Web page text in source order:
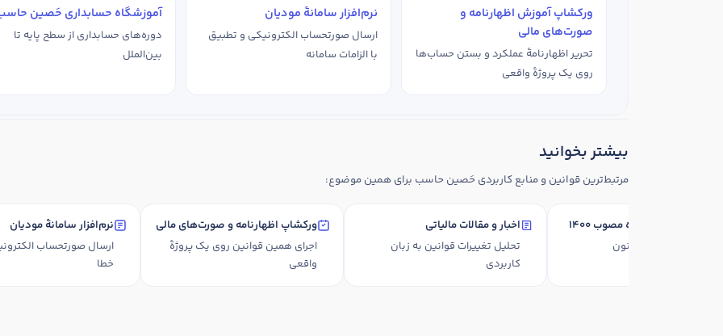
ورکشاپ آموزش اظهارنامه و
صورت‌های مالی
تحریر اظهارنامهٔ عملکرد و بستن حساب‌ها
روی یک پروژهٔ واقعی
نرم‌افزار سامانهٔ مودیان
ارسال صورتحساب الکترونیکی و تطبیق
با الزامات سامانه
آموزشگاه حسابداری حَصین
دوره‌های حسابداری از سطح پایه تا
بین‌الملل
بیشتر بخوانید
مرتبط‌ترین قوانین و منابع کاربردی حَصین حاسب برای همین موضوع:
مالیات بر ارزش افزوده مصوب ۱۴۰۰
نسخهٔ بازنگری‌شدهٔ قانون
اخبار و مقالات مالیاتی
تحلیل تغییرات قوانین به زبان
کاربردی
ورکشاپ اظهارنامه و صورت‌های مالی
اجرای همین قوانین روی یک پروژهٔ
واقعی
نرم‌افزار سامانهٔ
ارسال صورتحساب